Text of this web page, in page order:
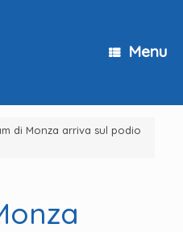
Menu
di Monza arriva sul podio